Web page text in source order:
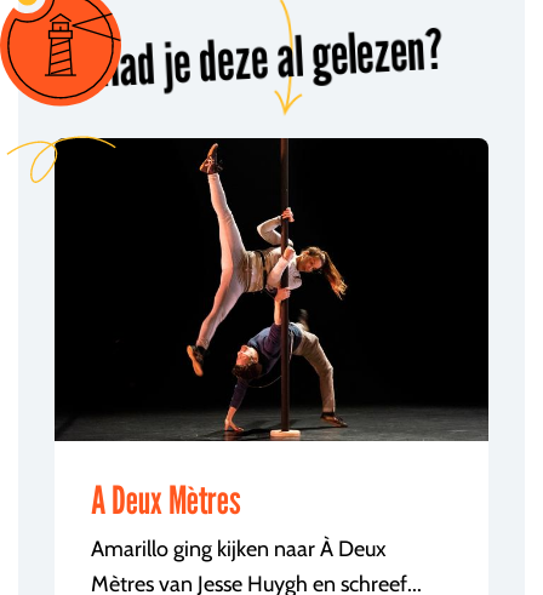
Had je deze al gelezen?
A Deux Mètres
Amarillo ging kijken naar À Deux
Mètres van Jesse Huygh en schreef...